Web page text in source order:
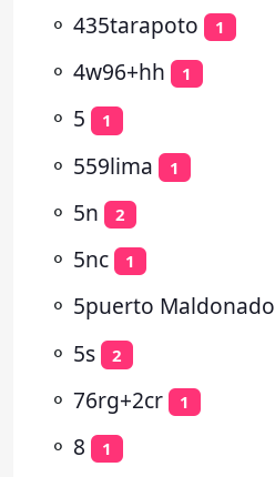
⚬ 435tarapoto 1
⚬ 4w96+hh 1
⚬ 5 1
⚬ 559lima 1
⚬ 5n 2
⚬ 5nc 1
⚬ 5puerto Maldonado
⚬ 5s 2
⚬ 76rg+2cr 1
⚬ 8 1